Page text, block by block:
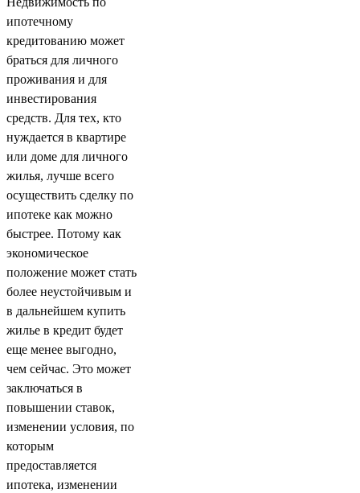
ипотечному
кредитованию может
браться для личного
проживания и для
инвестирования
средств. Для тех, кто
нуждается в квартире
или доме для личного
жилья, лучше всего
осуществить сделку по
ипотеке как можно
быстрее. Потому как
экономическое
положение может стать
более неустойчивым и
в дальнейшем купить
жилье в кредит будет
еще менее выгодно,
чем сейчас. Это может
заключаться в
повышении ставок,
изменении условия, по
которым
предоставляется
ипотека, изменении